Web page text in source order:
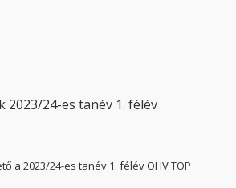
2023/24-es tanév 1. félév
a 2023/24-es tanév 1. félév OHV TOP